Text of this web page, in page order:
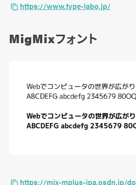
https://www.type-labo.jp/
MigMixフォント
https://mix-mplus-ipa.osdn.jp/